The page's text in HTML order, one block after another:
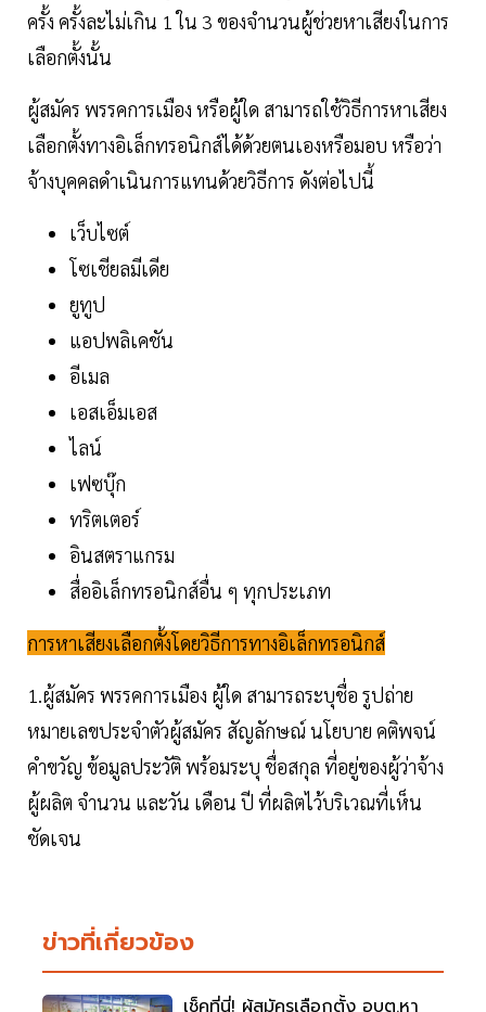
ครั้ง ครั้งละไม่เกิน 1 ใน 3 ของจำนวนผู้ช่วยหาเสียงในการ
เลือกตั้งนั้น
ผู้สมัคร พรรคการเมือง หรือผู้ใด สามารถใช้วิธีการหาเสียง
เลือกตั้งทางอิเล็กทรอนิกส์ได้ด้วยตนเองหรือมอบ หรือว่า
จ้างบุคคลดำเนินการแทนด้วยวิธีการ ดังต่อไปนี้
เว็บไซต์
โซเชียลมีเดีย
ยูทูป
แอปพลิเคชัน
อีเมล
เอสเอ็มเอส
ไลน์
เฟซบุ๊ก
ทริตเตอร์
อินสตราแกรม
สื่ออิเล็กทรอนิกส์อื่น ๆ ทุกประเภท
การหาเสียงเลือกตั้งโดยวิธีการทางอิเล็กทรอนิกส์
1.ผู้สมัคร พรรคการเมือง ผู้ใด สามารถระบุชื่อ รูปถ่าย
หมายเลขประจำตัวผู้สมัคร สัญลักษณ์ นโยบาย คติพจน์
คำขวัญ ข้อมูลประวัติ พร้อมระบุ ชื่อสกุล ที่อยู่ของผู้ว่าจ้าง
ผู้ผลิต จำนวน และวัน เดือน ปี ที่ผลิตไว้บริเวณที่เห็น
ชัดเจน
ข่าวที่เกี่ยวข้อง
เช็คที่นี่! ผู้สมัครเลือกตั้ง อบต.หา